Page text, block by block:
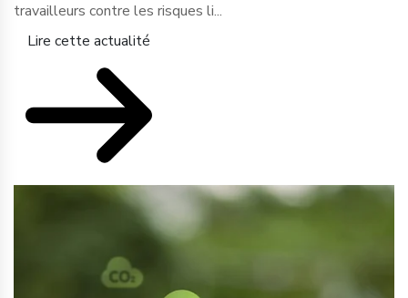
travailleurs contre les risques li...
Lire cette actualité